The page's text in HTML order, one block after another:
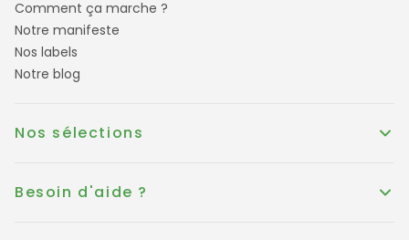
Comment ça marche ?
Notre manifeste
Nos labels
Notre blog
Nos sélections
Besoin d'aide ?